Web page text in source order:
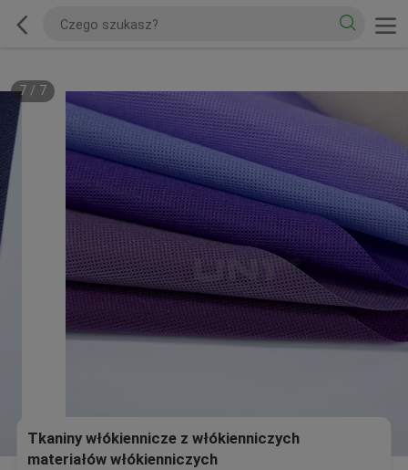
7/ 7
Tkaniny włókiennicze z włókienniczych
materiałów włókienniczych